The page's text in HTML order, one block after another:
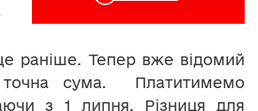
раніше. Тепер вже відомий
сума. Платитимемо
з 1 липня. Різниця для